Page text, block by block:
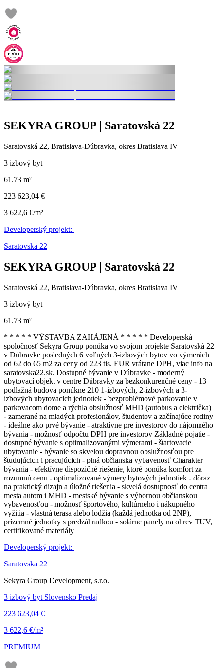
SEKYRA GROUP | Saratovská 22
Saratovská 22, Bratislava-Dúbravka, okres Bratislava IV
3 izbový byt
61.73 m²
223 623,04 €
3 622,6 €/m²
Developerský projekt:
Saratovská 22
SEKYRA GROUP | Saratovská 22
Saratovská 22, Bratislava-Dúbravka, okres Bratislava IV
3 izbový byt
61.73 m²
* * * * * VÝSTAVBA ZAHÁJENÁ * * * * * Developerská
spoločnosť Sekyra Group ponúka vo svojom projekte Saratovská 22
v Dúbravke posledných 6 voľných 3-izbových bytov vo výmerách
od 62 do 65 m2 za ceny od 223 tis. EUR vrátane DPH, viac info na
saratovska22.sk. Dostupné bývanie v Dúbravke - moderný
ubytovací objekt v centre Dúbravky za bezkonkurenčné ceny - 13
podlažná budova ponúkne 210 1-izbových, 2-izbových a 3-
izbových ubytovacích jednotiek - bezproblémové parkovanie v
parkovacom dome a rýchla obslužnosť MHD (autobus a električka)
- zamerané na mladých profesionálov, študentov a začínajúce rodiny
- ideálne ako prvé bývanie - atraktívne pre investorov do nájomného
bývania - možnosť odpočtu DPH pre investorov Základné pojatie -
dostupné bývanie s optimalizovanými výmerami - štartovacie
ubytovanie - bývanie so skvelou dopravnou obslužnosťou pre
študujúcich i pracujúcich - plná občianska vybavenosť Charakter
bývania - efektívne dispozičné riešenie, ktoré ponúka komfort za
rozumnú cenu - optimalizované výmery bytových jednotiek - dôraz
na praktický dizajn a úložné riešenia - skvelá dostupnosť do centra
mesta autom i MHD - mestské bývanie s výbornou občianskou
vybavenosťou - možnosť športového, kultúrneho i nákupného
vyžitia - vlastná terasa alebo lodžia (každá jednotka od 2NP),
prízemné jednotky s predzáhradkou - solárne panely na ohrev TUV,
certifikované materiály
Developerský projekt:
Saratovská 22
Sekyra Group Development, s.r.o.
3 izbový byt Slovensko Predaj
223 623,04 €
3 622,6 €/m²
PREMIUM